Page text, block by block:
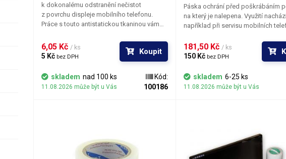
k dokonalému odstranění nečistot
z povrchu displeje mobilního telefonu.
Práce s touto antistatickou tkaninou vám
totiž odstranění všech prachových nečistot
nebo mastných skvrn na povrchu LCD před
konečným složením telefonu. S úspěchem
můžete tuto látku použít na čištění všech
plastových povrchů od prachu a mastnoty
jako je CD, DVD nebo průhledné části
6,05 Kč / ks
5 Kč bez DPH
Koupit
skladem nad 100 ks
11.08.2026 může být u Vás
Kód:
100186
Páska ochrání před poškrábáním
na který je nalepena. Využití
například při servisu mobilních
nepoškozený povrch před vydáním
telefonu zákazníkovi nebo při
drahých telefonů na servisní
telefonů v servise zkrátka nese
poškrábání povrchu skla nad LCD.
181,50 Kč / ks
150 Kč bez DPH
skladem 6-25 ks
11.08.2026 může být u Vás